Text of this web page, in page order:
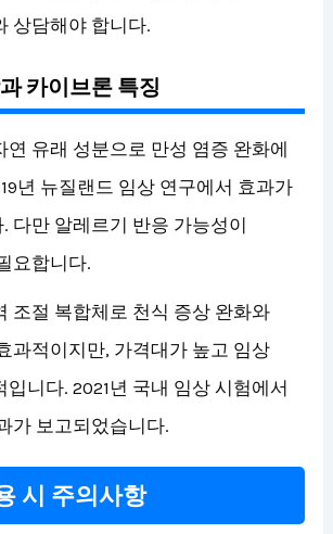
상담해야 합니다.
카이브론 특징
연 유래 성분으로 만성 염증 완화에
년 뉴질랜드 임상 연구에서 효과가
다만 알레르기 반응 가능성이
요합니다.
조절 복합체로 천식 증상 완화와
과적이지만, 가격대가 높고 임상
니다. 2021년 국내 임상 시험에서
가 보고되었습니다.
시 주의사항